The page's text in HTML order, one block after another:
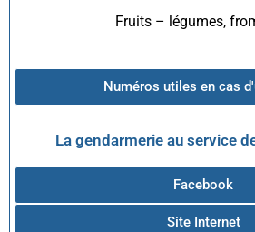
Fruits – légumes,
Numéros utiles en cas
La gendarmerie au service
Facebook
Site Internet